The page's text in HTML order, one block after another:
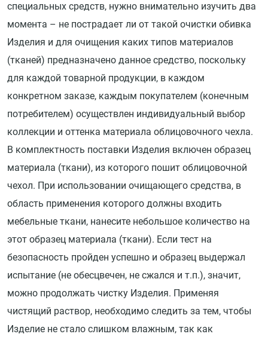
специальных средств, нужно внимательно изучить два
момента – не пострадает ли от такой очистки обивка
Изделия и для очищения каких типов материалов
(тканей) предназначено данное средство, поскольку
для каждой товарной продукции, в каждом
конкретном заказе, каждым покупателем (конечным
потребителем) осуществлен индивидуальный выбор
коллекции и оттенка материала облицовочного чехла.
В комплектность поставки Изделия включен образец
материала (ткани), из которого пошит облицовочной
чехол. При использовании очищающего средства, в
область применения которого должны входить
мебельные ткани, нанесите небольшое количество на
этот образец материала (ткани). Если тест на
безопасность пройден успешно и образец выдержал
испытание (не обесцвечен, не сжался и т.п.), значит,
можно продолжать чистку Изделия. Применяя
чистящий раствор, необходимо следить за тем, чтобы
Изделие не стало слишком влажным, так как